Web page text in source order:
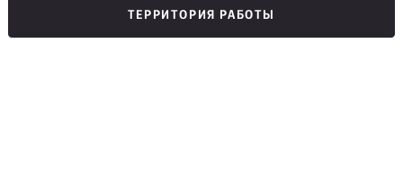
ТЕРРИТОРИЯ РАБОТЫ